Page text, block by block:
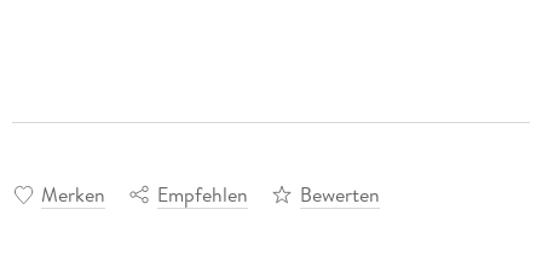
Merken Empfehlen Bewerten